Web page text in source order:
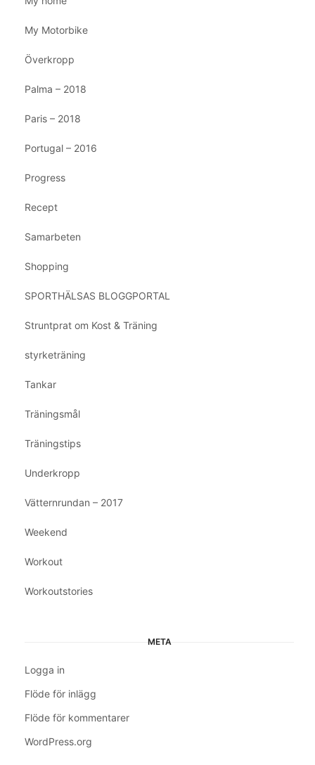
My Motorbike
Överkropp
Palma – 2018
Paris – 2018
Portugal – 2016
Progress
Recept
Samarbeten
Shopping
SPORTHÄLSAS BLOGGPORTAL
Struntprat om Kost & Träning
styrketräning
Tankar
Träningsmål
Träningstips
Underkropp
Vätternrundan – 2017
Weekend
Workout
Workoutstories
META
Logga in
Flöde för inlägg
Flöde för kommentarer
WordPress.org